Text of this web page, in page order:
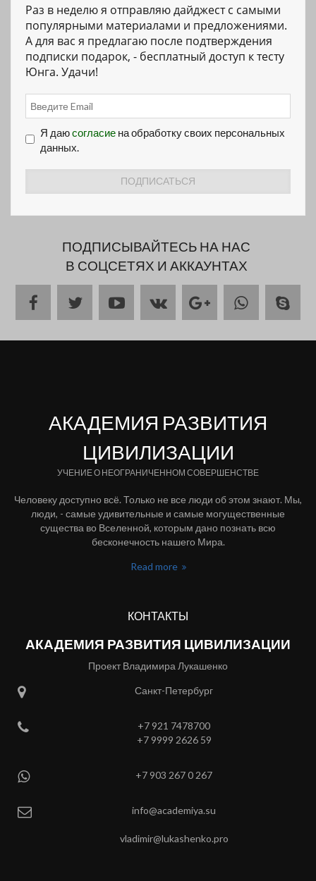
Раз в неделю я отправляю дайджест с самыми
популярными материалами и предложениями.
А для вас я предлагаю после подтверждения
подписки подарок, - бесплатный доступ к тесту
Юнга. Удачи!
Я даюсогласие на обработку своих персональных
данных.
ПОДПИСЫВАЙТЕСЬ НА НАС
В СОЦСЕТЯХ И АККАУНТАХ
facebooktwitteryoutubevk pinterest
АКАДЕМИЯ РАЗВИТИЯ
ЦИВИЛИЗАЦИИ
УЧЕНИЕ О НЕОГРАНИЧЕННОМ СОВЕРШЕНСТВЕ
Человеку доступно всё. Только не все люди об этом знают. Мы,
люди, - самые удивительные и самые могущественные
существа во Вселенной, которым дано познать всю
бесконечность нашего Мира.
Read more
КОНТАКТЫ
АКАДЕМИЯ РАЗВИТИЯ ЦИВИЛИЗАЦИИ
Проект Владимира Лукашенко
Location Санкт-Петербург
Phone
+7 921 7478700
+7 9999 2626 59
Whatsapp +7 903 267 0 267
Contact info@academiya.su
vladimir@lukashenko.pro